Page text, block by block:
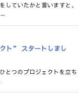
していたかと言いますと、
ト” スタートしまし
とつのプロジェクトを立ち